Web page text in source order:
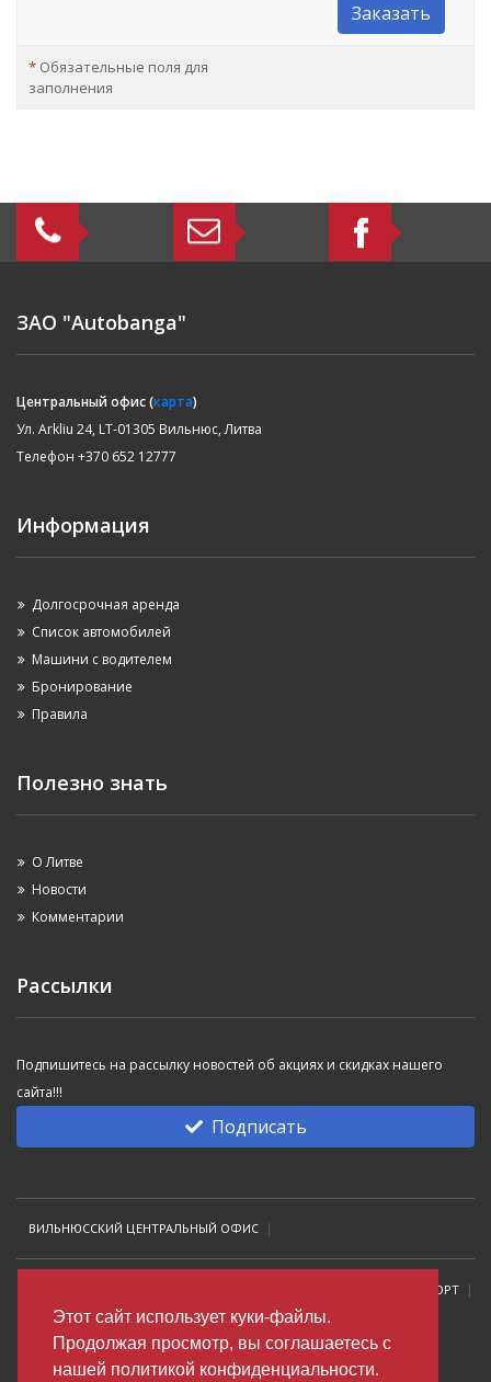
Этот сайт использует куки-файлы.
Продолжая просмoтр, вы соглашаетесь с
нашей политикой конфиденциальности.
Заказать
* Обязательные поля для
заполнения
ЗАО "Autobanga"
Центральный офис (карта)
Ул. Arkliu 24, LT-01305 Вильнюс, Литва
Телефон +370 652 12777
Информация
Долгосрочная аренда
Список автомобилей
Машини с водителем
Бронирование
Правила
Полезно знать
О Литве
Новости
Комментарии
Рассылки
Подпишитесь на рассылку новостей об акциях и скидках нашего
сайта!!!
Подписать
ВИЛЬНЮССКИЙ ЦЕНТРАЛЬНЫЙ ОФИС
ВИЛЬНЮССКИЙ АЭРОПОРТ
КАУНАССКИЙ АЕРОПОРТ КЛАЙПЕДСКИЙ ОФИС